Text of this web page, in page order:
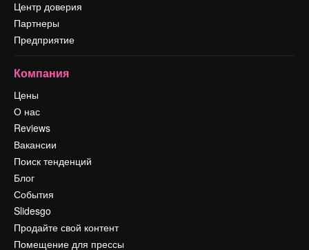
Центр доверия
Партнеры
Предприятие
Компания
Цены
О нас
Reviews
Вакансии
Поиск тенденций
Блог
События
Slidesgo
Продайте свой контент
Помещение для прессы